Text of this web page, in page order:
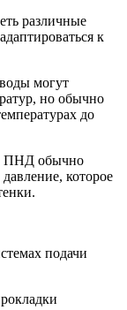
различные
к
могут
но обычно
до
ПНД обычно
которое
подачи